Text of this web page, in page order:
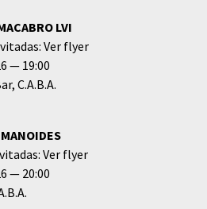
LVI
Ver flyer
19:00
C.A.B.A.
Ver flyer
20:00